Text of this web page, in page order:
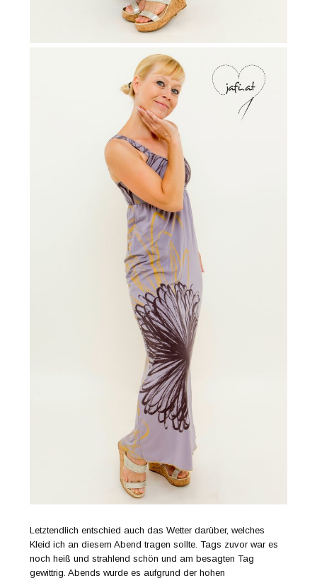
Letztendlich entschied auch das Wetter darüber, welches
Kleid ich an diesem Abend tragen sollte. Tags zuvor war es
noch heiß und strahlend schön und am besagten Tag
gewittrig. Abends wurde es aufgrund der hohen